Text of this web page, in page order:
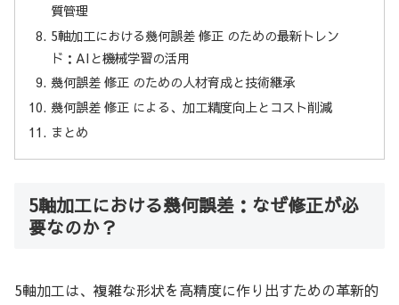
質管理
5軸加工における幾何誤差 修正 のための最新トレン
ド：AIと機械学習の活用
幾何誤差 修正 のための人材育成と技術継承
幾何誤差 修正 による、加工精度向上とコスト削減
まとめ
5軸加工における幾何誤差：なぜ修正が必
要なのか？
5軸加工は、複雑な形状を高精度に作り出すための革新的